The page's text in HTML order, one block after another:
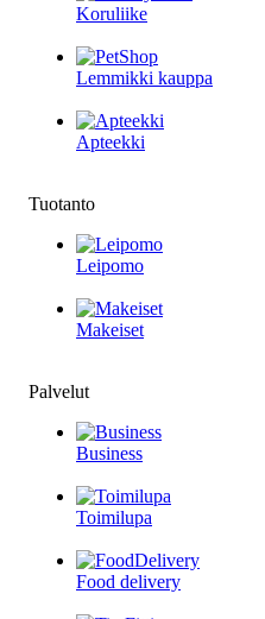
Koruliike
Lemmikki kauppa
Apteekki
Tuotanto
Leipomo
Makeiset
Palvelut
Business
Toimilupa
Food delivery